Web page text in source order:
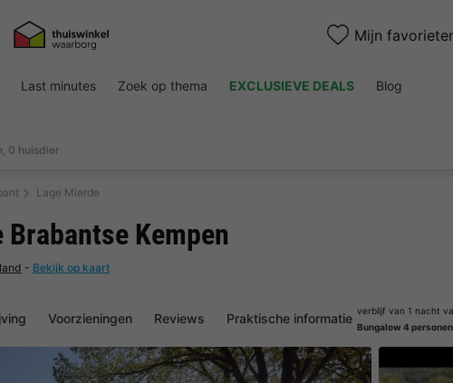
Mijn
Last minutes Zoek op thema EXCLUSIEVE DEALS Blog
0 huisdier
Lage Mierde
Voorzieningen Reviews Praktische informatie verblijf van 1 nacht
Bungalow 4
Kempen
- Bekijk op kaart